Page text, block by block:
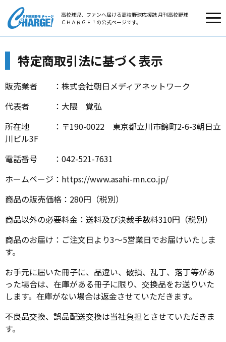
高校球児、ファンへ届ける高校野球応援誌 月刊高校野球
ＣＨＡＲＧＥ！の公式ページです。
特定商取引法に基づく表示
販売業者 ：株式会社朝日メディアネットワーク
代表者 ：大隈 覚弘
所在地 ：〒190-0022 東京都立川市錦町2-6-3朝日立
川ビル3F
電話番号 ：042-521-7631
ホームページ：https://www.asahi-mn.co.jp/
商品の販売価格：280円（税別）
商品以外の必要料金：送料及び決裁手数料310円（税別）
商品のお届け：ご注文日より3～5営業日でお届けいたしま
す。
お手元に届いた冊子に、品違い、破損、乱丁、落丁等があ
った場合は、在庫がある冊子に限り、交換品をお送りいた
します。在庫がない場合は返金させていただきます。
不良品交換、誤品配送交換は当社負担とさせていただきま
す。